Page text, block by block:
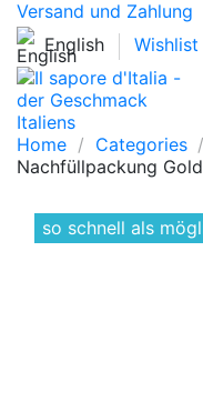
Versand und Zahlung
English
Wishlist
Home
Categories
Nachfüllpackung
so schnell als